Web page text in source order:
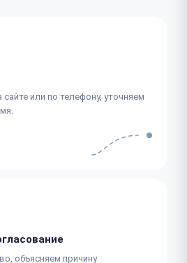
или по телефону, уточняем
объясняем причину